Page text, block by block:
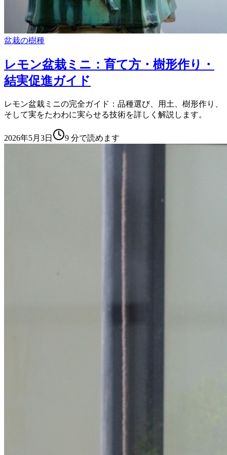
盆栽の樹種
レモン盆栽ミニ：育て方・樹形作り・
結実促進ガイド
レモン盆栽ミニの完全ガイド：品種選び、用土、樹形作り、
そして実をたわわに実らせる技術を詳しく解説します。
2026年5月3日 9 分で読めます